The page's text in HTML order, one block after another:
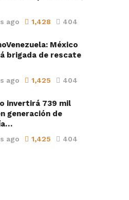
ago 1,428 404
México
brigada de rescate
ago 1,425 404
invertirá 739 mil
generación de
ago 1,425 404